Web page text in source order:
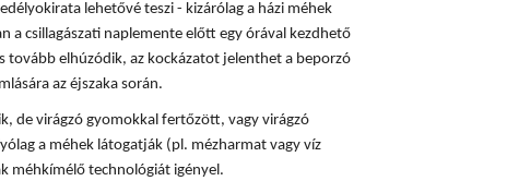
lehetővé teszi - kizárólag a házi méhek
a csillagászati naplemente előtt egy órával kezdhető
tovább elhúzódik, az kockázatot jelenthet a beporzó
az éjszaka során.
de virágzó gyomokkal fertőzött, vagy virágzó
a méhek látogatják (pl. mézharmat vagy víz
méhkímélő technológiát igényel.